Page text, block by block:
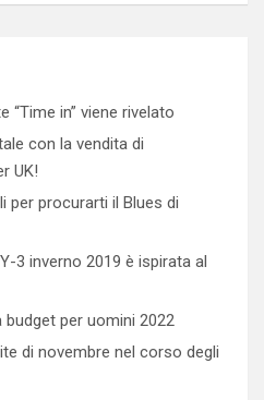
“Time in” viene rivelato
con la vendita di
UK!
per procurarti il ​​Blues di
3 inverno 2019 è ispirata al
per uomini 2022
di novembre nel corso degli